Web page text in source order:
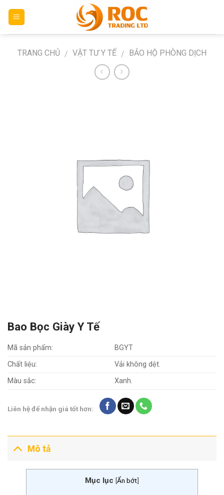
TRANG CHỦ / VẬT TƯ Y TẾ / BẢO HỘ PHÒNG DỊCH
Bao Bọc Giày Y Tế
Mã sản phẩm:
BGYT
Chất liệu:
Vải không dệt.
Màu sắc:
Xanh.
Liên hệ để nhận giá tốt hơn:
Mô tả
Mục lục [Ẩn bớt]